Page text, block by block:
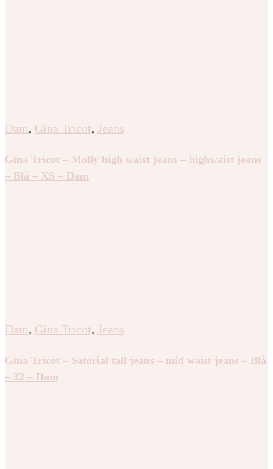
Dam, Gina Tricot, Jeans
Gina Tricot – Molly high waist jeans – highwaist jeans
– Blå – XS – Dam
Dam, Gina Tricot, Jeans
Gina Tricot – Satorial tall jeans – mid waist jeans – Blå
– 32 – Dam